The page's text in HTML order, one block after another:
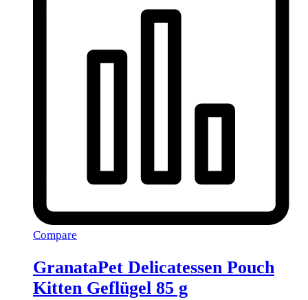
Compare
GranataPet Delicatessen Pouch
Kitten Geflügel 85 g